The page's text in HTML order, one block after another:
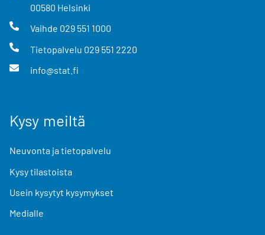
00580 Helsinki
Vaihde 029 551 1000
Tietopalvelu 029 551 2220
info@stat.fi
Kysy meiltä
Neuvonta ja tietopalvelu
Kysy tilastoista
Usein kysytyt kysymykset
Medialle